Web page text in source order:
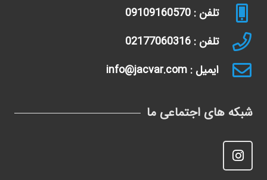
تلفن : 09109160570
تلفن : 02177060316
ایمیل : info@jacvar.com
شبکه های اجتماعی ما